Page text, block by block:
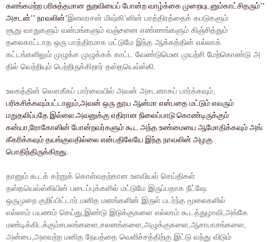
களங்கமற்ற பரிசுத்தமான துறவியைப் போன்ற வாழ்க்கை முறையுடனும்காட்சிதரும்’’
அசடன்’’ நாவலின்’இளவரசன் மிஷ்கி’னின் பாத்திரத்தைக் கபடுகளும்
சூது வாதுகளும் வன்மங்களும் வஞ்சனை எண்ணங்களும் கிஞ்சித்தும்
தலைகாட்டாத ஒரு பாத்திரமாக மட்டுமே இந்த ஆக்கத்தின் எல்லாக்
கட்டங்களிலும் முழுக்க முழுக்கக் காட்ட வேண்டுமென முயற்சி மேற்கொண்டு அ
தில் வெற்றியும் பெற்றிருக்கிறார் தஸ்தயெவ்ஸ்கி
உலகத்தின் லௌகீகப் பார்வையில் அவன் அசடனாகப் பார்க்கவும்
பரிகசிக்கவும்பட்டாலும் அவன் ஒரு தூய ஆன்மா என்பதை மட்டும் எவரும்
மறுதலிப்பதே இல்லை அவனுக்கு எதிரான நிலைப்பாடு கொண்டிருக்கும்
கன்யா ரோகோஸின் போன்றவர்களும் கூட அந்த உண்மையை ஆமோதிக்கவும் அங்
கீகரிக்கவும் தயங்குவதில்லை என்பதிலேயே இந்த நாவலின் அழகு
பொதிந்திருக்கிறது
தானும் கூடக் கற்றுக் கொள்வதற்கான உளவியல் செய்திகள்
தஸ்தயெவ்ஸ்கியின் படைப்புக்களில் மட்டுமே இருப்பதாக நீட்ஷே
ஒருமுறை குறிப்பிட்டார் மனித மனங்களின் இருள் படர்ந்த மூலைகளில்
எல்லாம் பயணம் செய்து இண்டு இடுக்குகளை எல்லாம் கூடத்துழாவி அங்கே
மண்டிக்கிடக்கும்சபலங்களை சலனங்களை அழுக்குகளை ஆசாபாசங்களை
அன்பை அளவற்ற மனித நேயத்தை வெளிச்சத்திற்கு இட்டு வந்து விடும்